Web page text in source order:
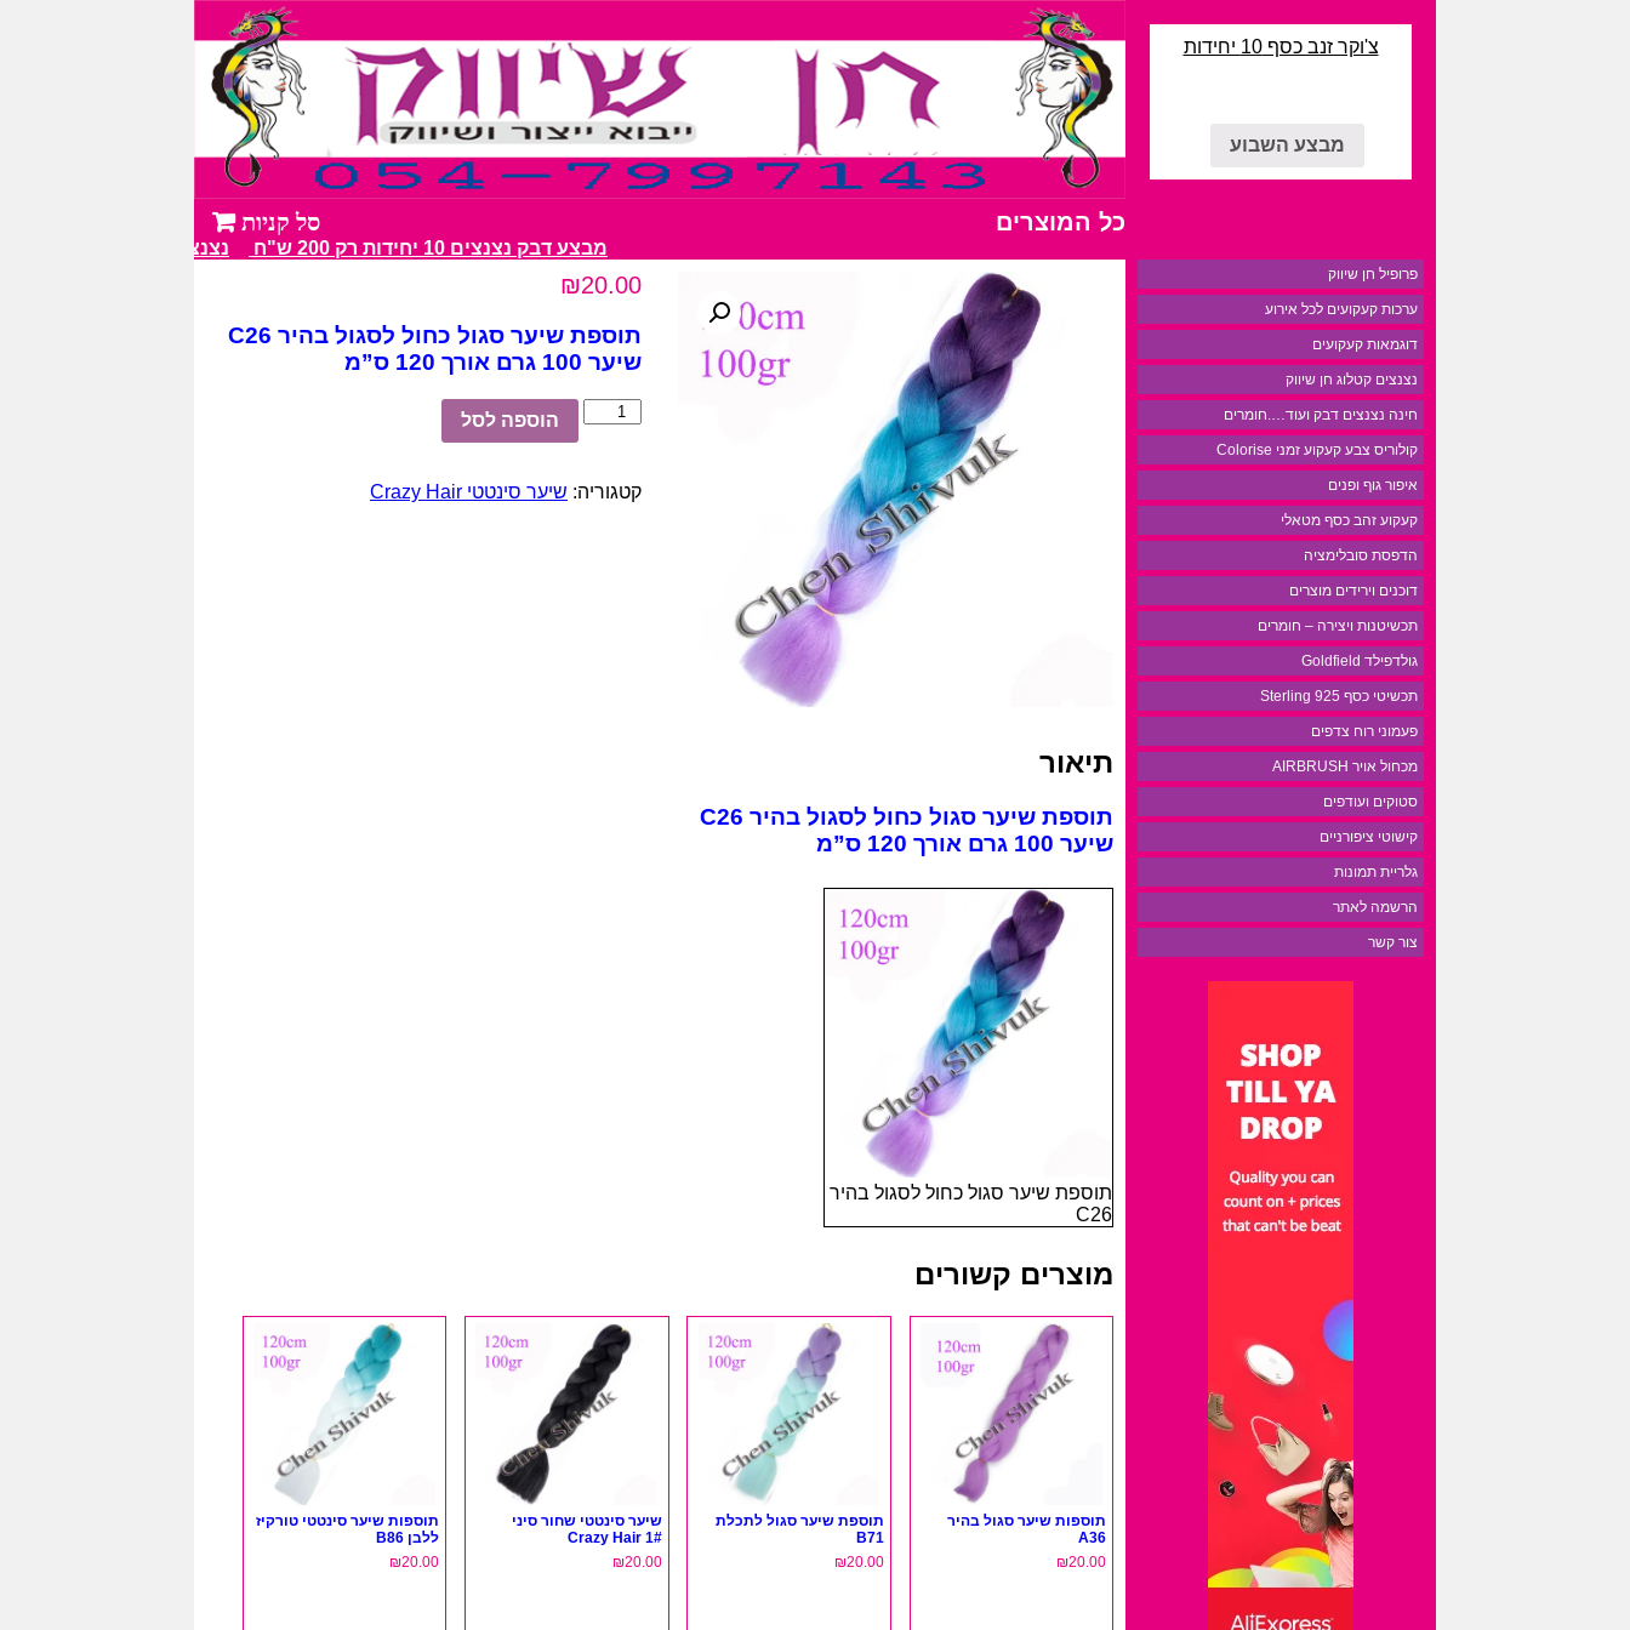
צ'וקר זנב כסף 10 יחידות
מבצע השבוע
כל המוצרים
מבצע דבק נצנצים 10 יחידות רק 200 ש"ח נצנצים מעל 100 גווני צבע מרהיבים
פרופיל חן שיווק
ערכות קעקועים לכל אירוע
דוגמאות קעקועים
נצנצים קטלוג חן שיווק
חינה נצנצים דבק ועוד….חומרים
קולוריס צבע קעקוע זמני Colorise
איפור גוף ופנים
קעקוע זהב כסף מטאלי
הדפסת סובלימציה
דוכנים וירידים מוצרים
תכשיטנות ויצירה – חומרים
גולדפילד Goldfield
תכשיטי כסף 925 Sterling
פעמוני רוח צדפים
מכחול אויר AIRBRUSH
סטוקים ועודפים
קישוטי ציפורניים
גלריית תמונות
הרשמה לאתר
צור קשר
₪20.00
תוספת שיער סגול כחול לסגול בהיר C26
שיער 100 גרם אורך 120 ס”מ
כמות
של
סגול
הוספה לסל
קטגוריה: שיער סינטטי Crazy Hair
תיאור
תוספת שיער סגול כחול לסגול בהיר C26
שיער 100 גרם אורך 120 ס”מ
תוספת שיער סגול כחול לסגול בהיר
C26
מוצרים קשורים
תוספות שיער סגול בהיר
A36
₪20.00
תוספת שיער סגול לתכלת
B71
₪20.00
שיער סינטטי שחור סיני
Crazy Hair 1#
₪20.00
תוספות שיער סינטטי טורקיז
ללבן B86
₪20.00